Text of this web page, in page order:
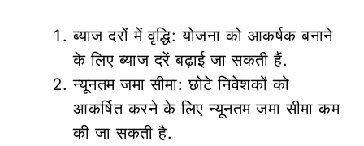
ब्याज दरों में वृद्धि: योजना को आकर्षक बनाने
के लिए ब्याज दरें बढ़ाई जा सकती हैं.
न्यूनतम जमा सीमा: छोटे निवेशकों को
आकर्षित करने के लिए न्यूनतम जमा सीमा कम
की जा सकती है.